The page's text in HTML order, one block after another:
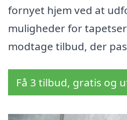
fornyet hjem ved at
muligheder for
modtage tilbud, der
Få 3 tilbud, gratis og